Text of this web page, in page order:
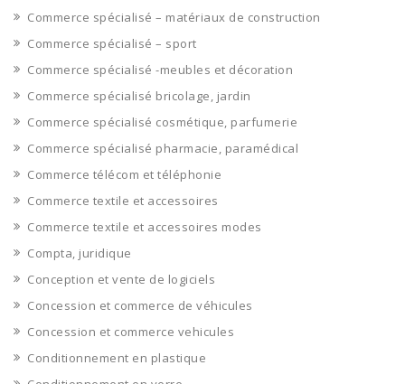
Commerce spécialisé – matériaux de construction
Commerce spécialisé – sport
Commerce spécialisé -meubles et décoration
Commerce spécialisé bricolage, jardin
Commerce spécialisé cosmétique, parfumerie
Commerce spécialisé pharmacie, paramédical
Commerce télécom et téléphonie
Commerce textile et accessoires
Commerce textile et accessoires modes
Compta, juridique
Conception et vente de logiciels
Concession et commerce de véhicules
Concession et commerce vehicules
Conditionnement en plastique